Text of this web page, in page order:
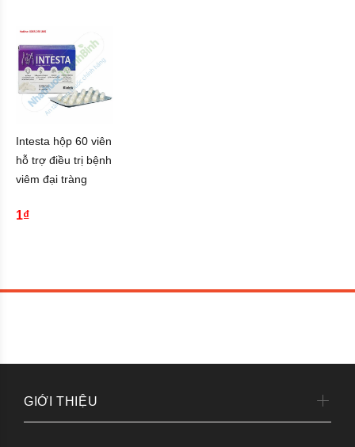
Intesta hộp 60 viên
hỗ trợ điều trị bệnh
viêm đại tràng
1₫
GIỚI THIỆU